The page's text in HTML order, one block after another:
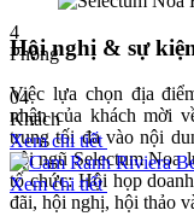
Hội nghị & sự
Việc lựa chọn địa
nhận của khách mời
trung tối đa vào nội
đội ngũ Selectum Noa
tổ chức: Hội họp
đãi, hội nghị, hội thảo
4
Phòng
04
Khách
Xem chi tiết
Xem chi tiết